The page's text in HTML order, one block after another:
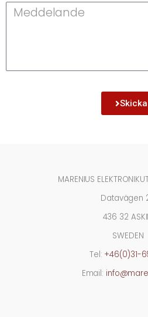
Skicka
MARENIUS
Datavägen
436 32
SWEDEN
Tel: +46(0)31-
Email: